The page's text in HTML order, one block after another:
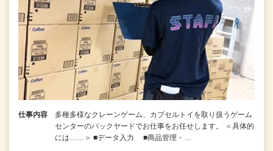
仕事内容
多種多様なクレーンゲーム、カプセルトイを取り扱うゲーム
センターのバックヤードでお仕事をお任せします。 ＜具体的
には……＞ ■データ入力 ■商品管理・…